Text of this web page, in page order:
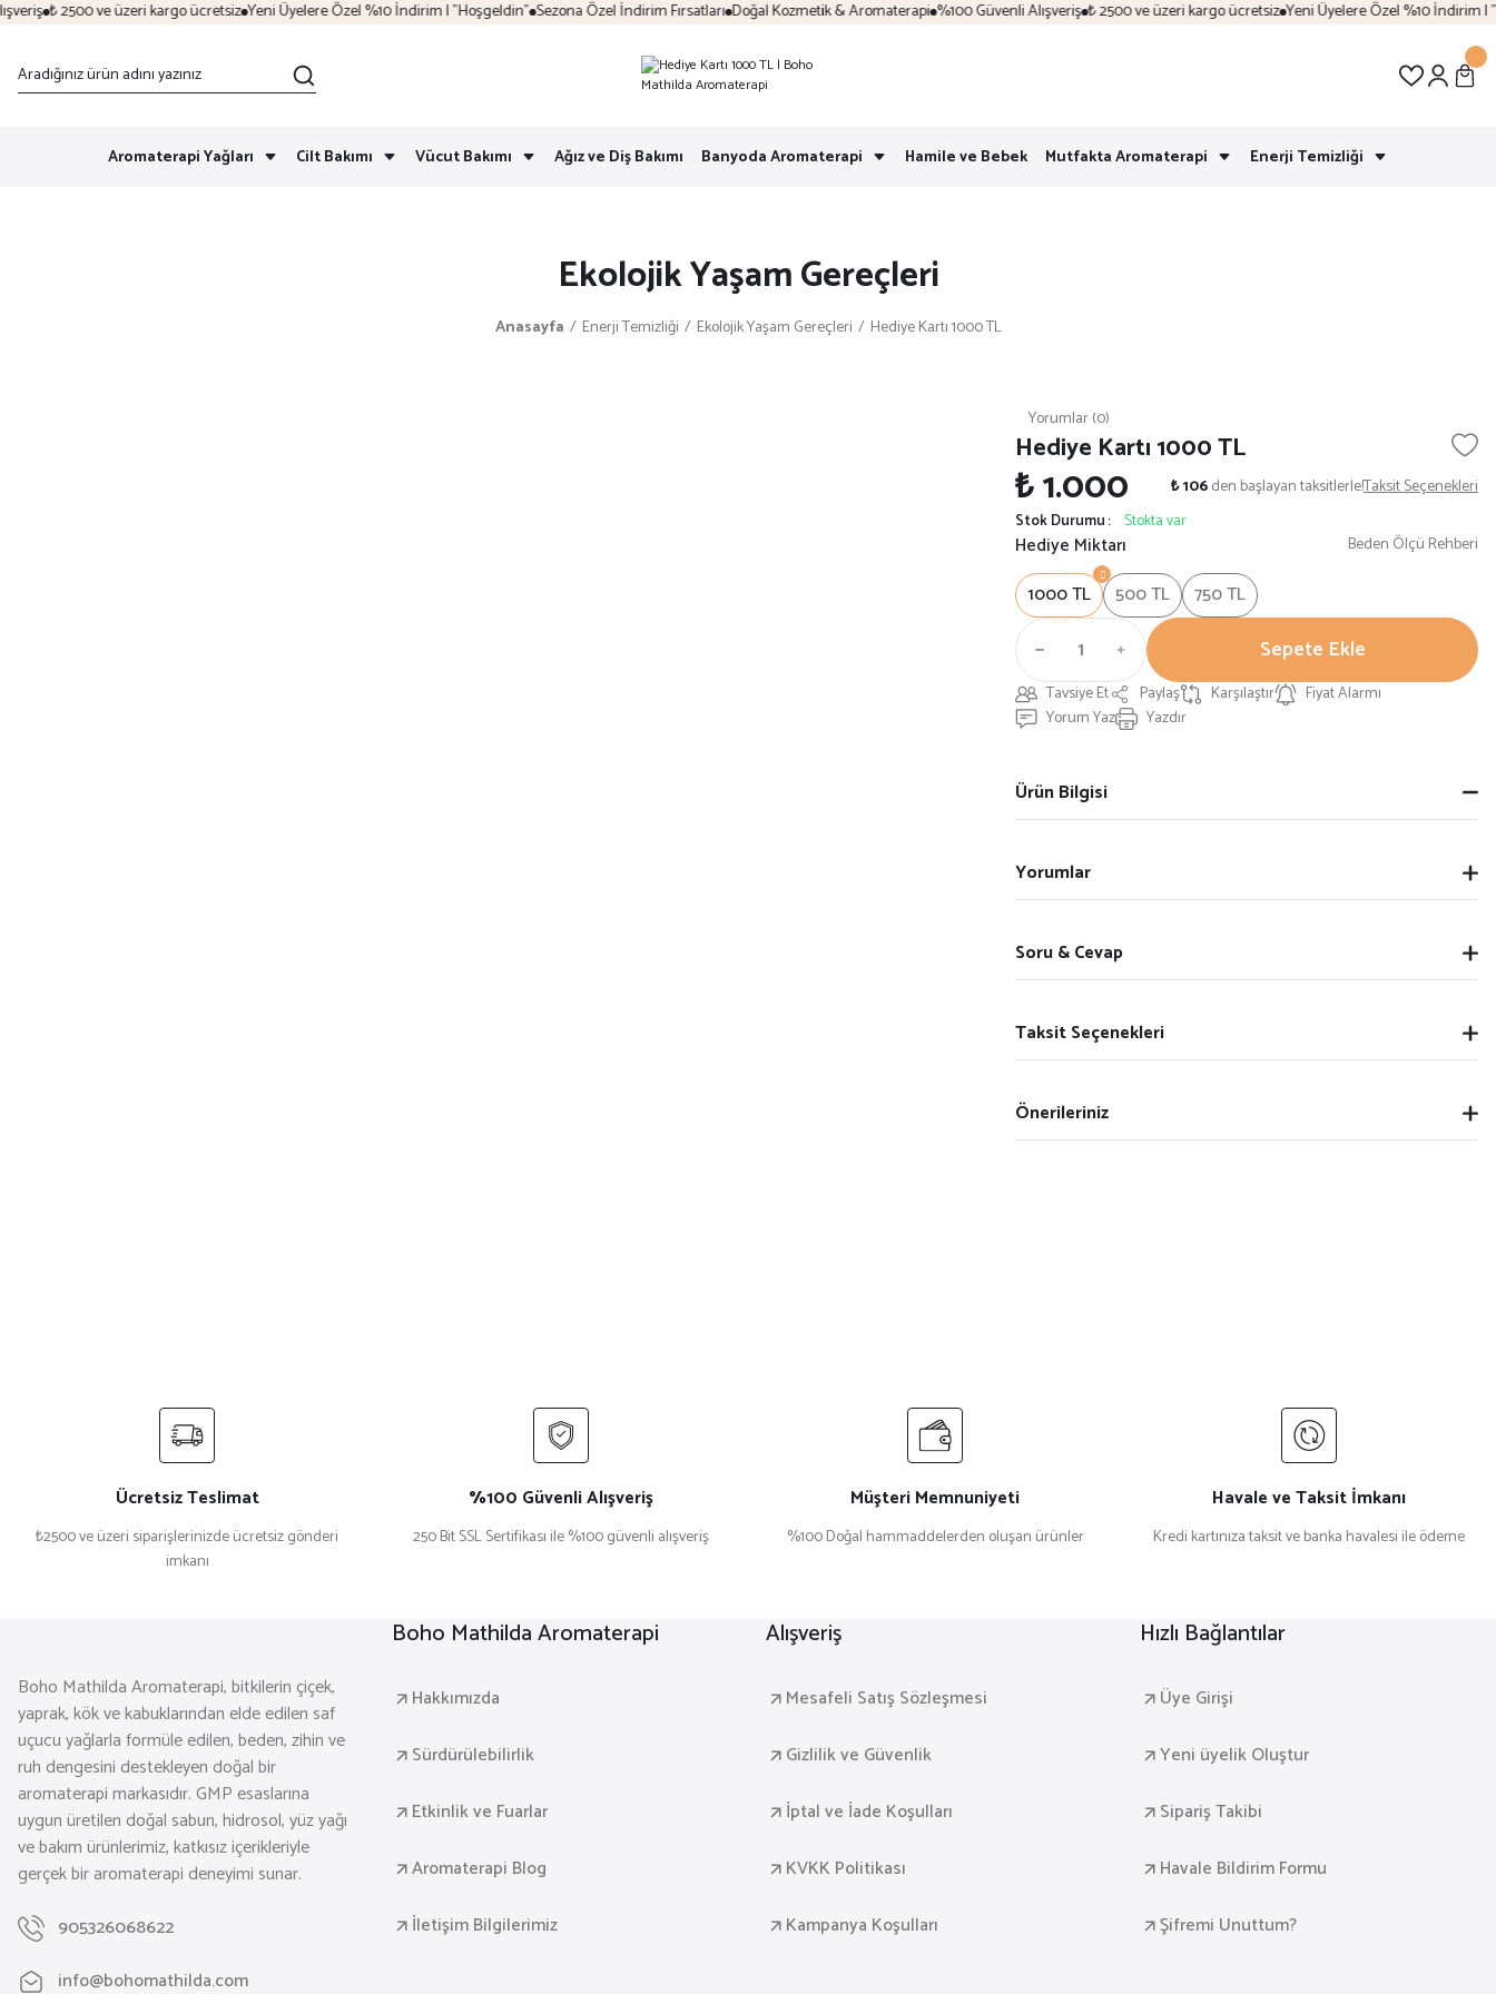
₺ 2500 ve üzeri kargo ücretsiz Yeni Üyelere Özel %10 İndirim | "Hoşgeldin" Sezona Özel İndirim Fırsatları Doğal Kozmetik & Aromaterapi %100 Güvenli Alışveriş ₺ 2500 ve üzeri kargo ücretsiz Yeni Üyelere Özel %10 İndirim |
Aromaterapi Yağları Cilt Bakımı Vücut Bakımı Ağız ve Diş Bakımı Banyoda Aromaterapi Hamile ve Bebek Mutfakta Aromaterapi Enerji Temizliği
Ekolojik Yaşam Gereçleri
Anasayfa Enerji Temizliği Ekolojik Yaşam Gereçleri Hediye Kartı 1000 TL
Yorumlar (0)
Hediye Kartı 1000 TL
₺ 1.000 ₺ 106den başlayan taksitlerle!Taksit Seçenekleri
Stok Durumu Stokta var
Hediye Miktarı
1000 TL
500 TL 750 TL
Beden Ölçü Rehberi
Sepete Ekle
Tavsiye Et Paylaş Karşılaştır
Fiyat Alarmı
Yorum Yaz
Yazdır
Ürün Bilgisi
Yorumlar
Soru & Cevap
Taksit Seçenekleri
Önerileriniz
Ücretsiz Teslimat
₺2500 ve üzeri siparişlerinizde ücretsiz gönderi
imkanı
%100 Güvenli Alışveriş
250 Bit SSL Sertifikası ile %100 güvenli alışveriş
Müşteri Memnuniyeti
%100 Doğal hammaddelerden oluşan ürünler
Havale ve Taksit İmkanı
Kredi kartınıza taksit ve banka havalesi ile ödeme
Boho Mathilda Aromaterapi, bitkilerin çiçek,
yaprak, kök ve kabuklarından elde edilen saf
uçucu yağlarla formüle edilen, beden, zihin ve
ruh dengesini destekleyen doğal bir
aromaterapi markasıdır. GMP esaslarına
uygun üretilen doğal sabun, hidrosol, yüz yağı
ve bakım ürünlerimiz, katkısız içerikleriyle
gerçek bir aromaterapi deneyimi sunar.
905326068622
info@bohomathilda.com
Boho Mathilda Aromaterapi
Hakkımızda
Sürdürülebilirlik
Etkinlik ve Fuarlar
Aromaterapi Blog
İletişim Bilgilerimiz
Alışveriş
Mesafeli Satış Sözleşmesi
Gizlilik ve Güvenlik
İptal ve İade Koşulları
KVKK Politikası
Kampanya Koşulları
Hızlı Bağlantılar
Üye Girişi
Yeni üyelik Oluştur
Sipariş Takibi
Havale Bildirim Formu
Şifremi Unuttum?